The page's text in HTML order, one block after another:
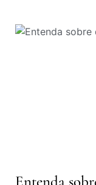
Entenda